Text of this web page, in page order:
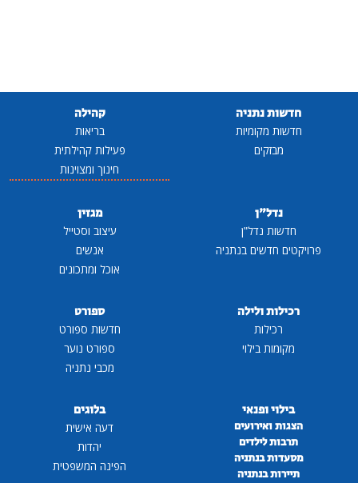
חדשות נתניה
חדשות מקומיות
מבזקים
קהילה
בריאות
פעילות קהילתית
חינוך ומצוינות
נדל"ן
חדשות נדל"ן
פרויקטים חדשים בנתניה
מגזין
עיצוב וסטייל
אנשים
אוכל ומתכונים
רכילות ולילה
רכילות
מקומות בילוי
ספורט
חדשות ספורט
ספורט נוער
מכבי נתניה
בילוי ופנאי
הצגות ואירועים
תרבות לילדים
מסעדות בנתניה
תיירות בנתניה
בלוגים
דעה אישית
יהדות
הפינה המשפטית